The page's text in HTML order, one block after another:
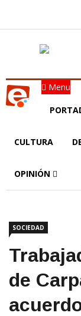
Menu
CULTURA
OPINIÓN
SOCIEDAD
de